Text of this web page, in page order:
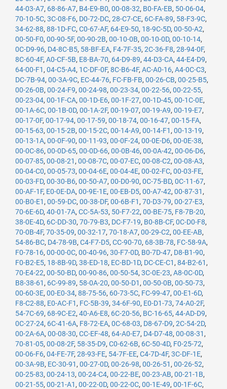
44-03-A7, 68-86-A7, B4-E9-B0, 00-08-32, B0-FA-EB, 50-06-04,
70-10-5C, 3C-08-F6, D0-72-DC, 28-C7-CE, 6C-FA-89, 58-F3-9C,
34-62-88, 88-1D-FC, C0-67-AF, 64-E9-50, 18-9C-5D, 00-50-A2,
00-50-F0, 00-90-5F, 00-90-2B, 00-10-0B, 00-10-0D, 00-10-14,
0C-D9-96, D4-8C-B5, 58-BF-EA, F4-7F-35, 2C-36-F8, 28-94-0F,
8C-60-4F, A0-CF-5B, E8-BA-70, 64-D9-89, 44-D3-CA, 44-E4-D9,
64-00-F1 , 04-C5-A4, 1C-DF-0F, 8C-B6-4F, AC-A0-16, A4-0C-C3,
DC-7B-94, 00-3A-9C, EC-44-76, FC-FB-FB, 00-26-CB, 00-25-B5,
00-26-0B, 00-24-F9, 00-24-98, 00-23-34, 00-22-56, 00-22-55,
00-23-04, 00-1F-CA, 00-1D-E6, 00-1F-27, 00-1D-45, 00-1C-0E,
00-1A-6C, 00-1B-0D, 00-1A-2F, 00-19-07, 00-19-A9, 00-19-E7,
00-17-0F, 00-17-94, 00-17-59, 00-18-74, 00-16-47, 00-15-FA,
00-15-63, 00-15-2B, 00-15-2C, 00-14-A9, 00-14-F1 , 00-13-19,
00-13-1A, 00-0F-90, 00-11-93, 00-0F-24, 00-0E-D6, 00-0E-38,
00-0C-86, 00-0D-65, 00-0D-66, 00-0B-46, 00-0A-42, 00-06-D6,
00-07-85, 00-08-21 , 00-08-7C, 00-07-EC, 00-08-C2, 00-08-A3,
00-04-C0, 00-05-73, 00-04-6E, 00-04-4E, 00-02-FC, 00-03-FE,
00-03-FD, 00-30-B6, 00-50-A7, 00-D0-90, 0C-75-BD, 0C-11-67,
00-AF-1F, E0-0E-DA, 00-9E-1E, 00-EB-D5, 00-A7-42, 00-87-31 ,
00-B0-E1 , 00-59-DC, 00-38-DF, 00-6B-F1 , 70-D3-79, 00-27-E3,
70-6E-6D, 40-01-7A, CC-5A-53, 50-F7-22, 00-BE-75, F8-7B-20,
38-0E-4D, 6C-DD-30, 70-79-B3, DC-F7-19, B0-8B-CF, 0C-D0-F8,
70-0B-4F, 70-35-09, 00-32-17, 70-18-A7, 00-29-C2, 00-EE-AB,
54-86-BC, D4-78-9B, C4-F7-D5, CC-90-70, 68-3B-78, FC-58-9A,
F0-78-16, 00-00-0C, 00-40-96, 30-F7-0D, B0-7D-47, D8-B1-90,
F0-B2-E5, 18-8B-9D, 38-ED-18, EC-BD-1D, DC-CE-C1 , 84-B2-61 ,
70-E4-22, 00-50-BD, 00-90-86, 00-50-54, 3C-0E-23, A8-0C-0D,
B8-38-61 , 6C-99-89, 58-0A-20, 00-50-D1 , 00-50-0B, 00-50-73,
00-60-3E, 00-E0-34, 88-75-56, 60-73-5C, FC-99-47, 00-E1-6D,
F8-C2-88, E0-AC-F1 , FC-5B-39, 34-6F-90, E0-D1-73, 74-A0-2F,
54-7C-69, 68-9C-E2, 40-A6-E8, 6C-20-56, BC-16-65, 44-AD-D9,
0C-27-24, 6C-41-6A, F8-72-EA, 0C-68-03, D8-67-D9, 2C-54-2D,
00-2A-6A, 00-08-30, CC-EF-48, 64-A0-E7, D4-D7-48, 00-08-31 ,
70-81-05, 00-08-2F, 58-35-D9, C0-62-6B, 6C-50-4D, F0-25-72,
00-06-F6, 04-FE-7F, 28-93-FE, 54-7F-EE, C4-7D-4F, 3C-DF-1E,
00-3A-9B, EC-30-91 , 00-27-0D, 00-26-98, 00-26-51 , 00-26-52,
00-25-83, 00-24-13, 00-24-C4, 00-22-BE, 00-23-AB, 00-21-1B,
00-21-55, 00-21-A1 , 00-22-0D, 00-22-0C, 00-1E-49, 00-1F-6C,